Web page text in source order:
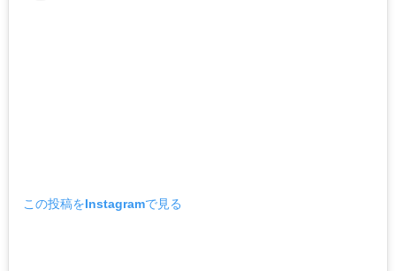
この投稿をInstagramで見る